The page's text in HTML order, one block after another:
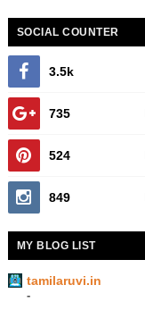
SOCIAL COUNTER
3.5k
735
524
849
MY BLOG LIST
tamilaruvi.in
-